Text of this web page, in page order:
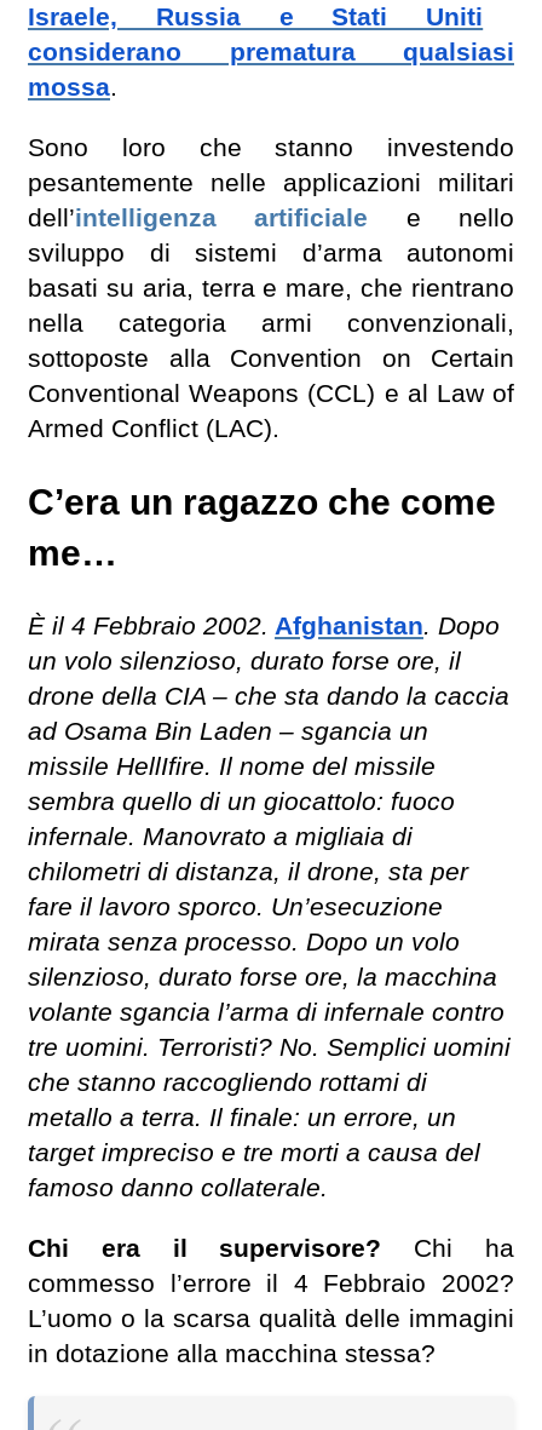
Israele, Russia e Stati Uniti
considerano prematura qualsiasi
mossa.
Sono loro che stanno investendo
pesantemente nelle applicazioni militari
dell’intelligenza artificiale e nello
sviluppo di sistemi d’arma autonomi
basati su aria, terra e mare, che rientrano
nella categoria armi convenzionali,
sottoposte alla Convention on Certain
Conventional Weapons (CCL) e al Law of
Armed Conflict (LAC).
C’era un ragazzo che come
me…
È il 4 Febbraio 2002. Afghanistan. Dopo
un volo silenzioso, durato forse ore, il
drone della CIA – che sta dando la caccia
ad Osama Bin Laden – sgancia un
missile HellIfire. Il nome del missile
sembra quello di un giocattolo: fuoco
infernale. Manovrato a migliaia di
chilometri di distanza, il drone, sta per
fare il lavoro sporco. Un’esecuzione
mirata senza processo. Dopo un volo
silenzioso, durato forse ore, la macchina
volante sgancia l’arma di infernale contro
tre uomini. Terroristi? No. Semplici uomini
che stanno raccogliendo rottami di
metallo a terra. Il finale: un errore, un
target impreciso e tre morti a causa del
famoso danno collaterale.
Chi era il supervisore? Chi ha
commesso l’errore il 4 Febbraio 2002?
L’uomo o la scarsa qualità delle immagini
in dotazione alla macchina stessa?